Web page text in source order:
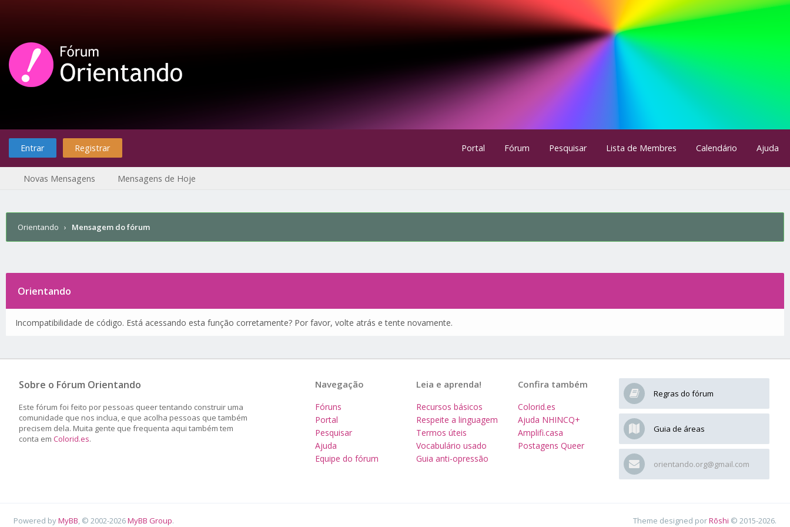
Entrar Registrar Portal Fórum Pesquisar Lista de Membres Calendário Ajuda
Novas Mensagens Mensagens de Hoje
Orientando › Mensagem do fórum
Orientando
Incompatibilidade de código. Está acessando esta função corretamente? Por favor, volte atrás e tente novamente.
Sobre o Fórum Orientando
Este fórum foi feito por pessoas queer tentando construir uma
comunidade que nos inclua, e que acolha pessoas que também
precisem dela. Muita gente que frequenta aqui também tem
conta em Colorid.es.
Regras do fórum
Guia de áreas
orientando.org@gmail.com
Confira também
Colorid.es
Ajuda NHINCQ+
Amplifi.casa
Postagens Queer
Leia e aprenda!
Recursos básicos
Respeite a linguagem
Termos úteis
Vocabulário usado
Guia anti-opressão
Navegação
Fóruns
Portal
Pesquisar
Ajuda
Equipe do fórum
Powered byMyBB , © 2002-2026MyBB Group. Theme designed porRōshi © 2015-2026.